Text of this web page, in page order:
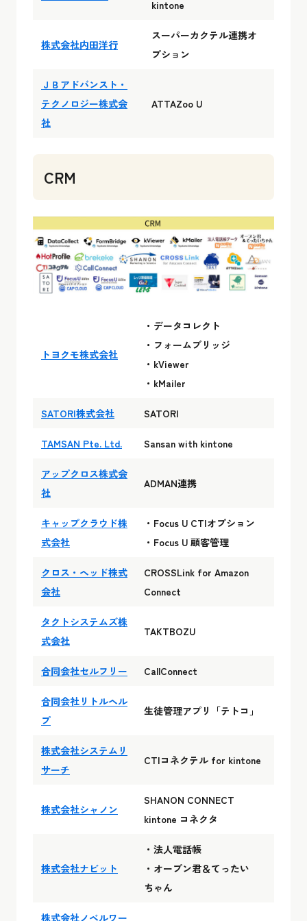
kintone
株式会社内田洋行
スーパーカクテル連携オ
プション
ＪＢアドバンスト・
テクノロジー株式会
社
ATTAZoo U
CRM
トヨクモ株式会社
・データコレクト
・フォームブリッジ
・kViewer
・kMailer
SATORI株式会社 SATORI
TAMSAN Pte. Ltd. Sansan with kintone
アップクロス株式会
社
ADMAN連携
キャップクラウド株
式会社
・Focus U CTIオプション
・Focus U 顧客管理
クロス・ヘッド株式
会社
CROSSLink for Amazon
Connect
タクトシステムズ株
式会社
TAKTBOZU
合同会社セルフリー CallConnect
合同会社リトルヘル
プ
生徒管理アプリ「テトコ」
株式会社システムリ
サーチ
CTIコネクテル for kintone
株式会社シャノン
SHANON CONNECT
kintone コネクタ
株式会社ナビット
・法人電話帳
・オープン君＆てったい
ちゃん
株式会社ノベルワー